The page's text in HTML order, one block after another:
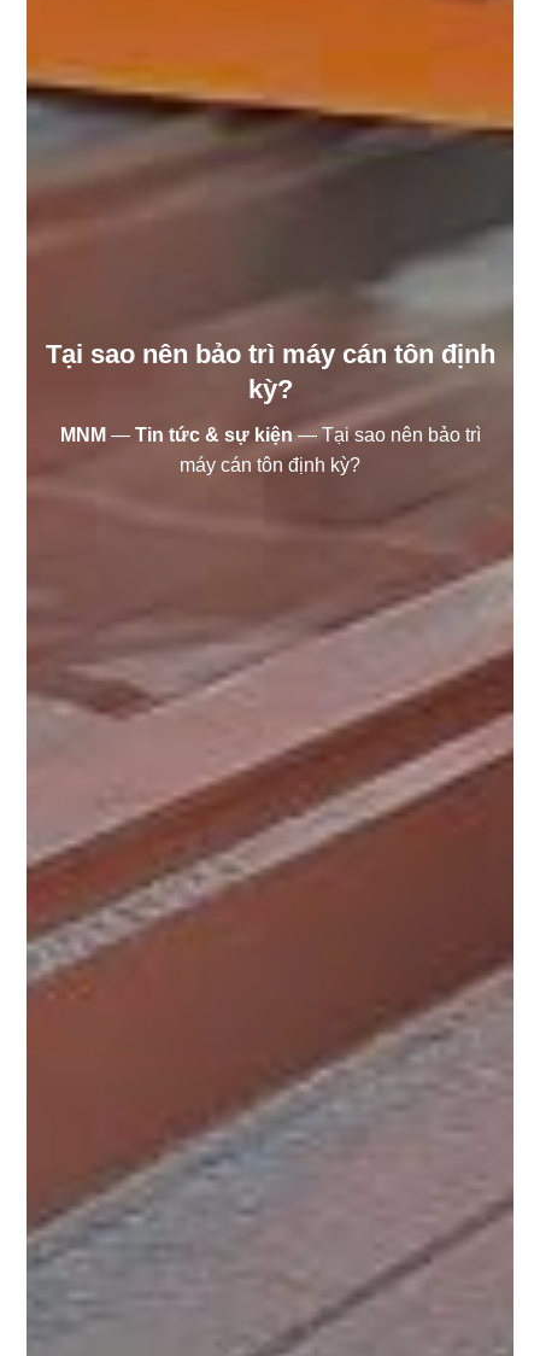
Tại sao nên bảo trì máy cán tôn định
kỳ?
MNM — Tin tức & sự kiện— Tại sao nên bảo trì
máy cán tôn định kỳ?